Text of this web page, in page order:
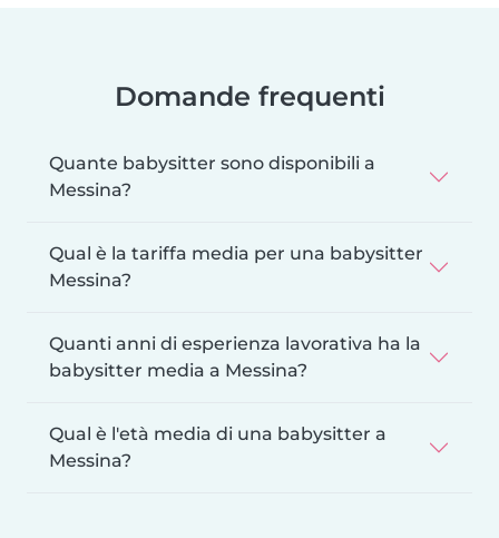
Domande frequenti
Quante babysitter sono disponibili a
Messina?
Qual è la tariffa media per una babysitter
Messina?
Quanti anni di esperienza lavorativa ha la
babysitter media a Messina?
Qual è l'età media di una babysitter a
Messina?